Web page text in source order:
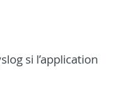
si l’application